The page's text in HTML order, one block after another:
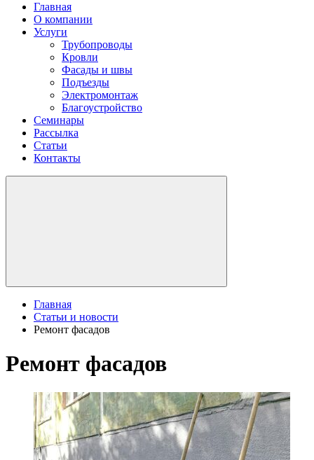
Главная
О компании
Услуги
Трубопроводы
Кровли
Фасады и швы
Подъезды
Электромонтаж
Благоустройство
Семинары
Рассылка
Статьи
Контакты
Главная
Статьи и новости
Ремонт фасадов
Ремонт фасадов